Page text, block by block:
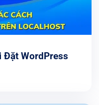
Đặt WordPress